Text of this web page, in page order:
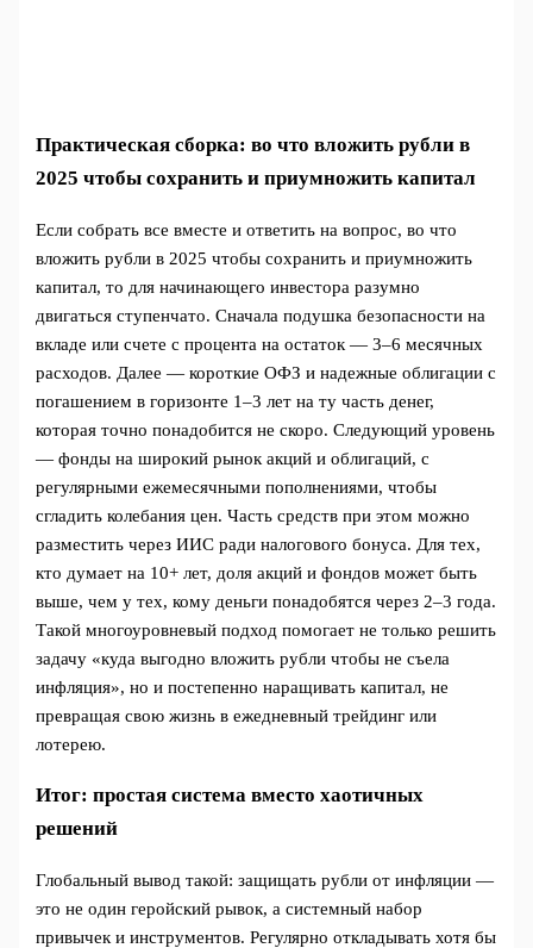
Практическая сборка: во что вложить рубли в
2025 чтобы сохранить и приумножить капитал
Если собрать все вместе и ответить на вопрос, во что
вложить рубли в 2025 чтобы сохранить и приумножить
капитал, то для начинающего инвестора разумно
двигаться ступенчато. Сначала подушка безопасности на
вкладе или счете с процента на остаток — 3–6 месячных
расходов. Далее — короткие ОФЗ и надежные облигации с
погашением в горизонте 1–3 лет на ту часть денег,
которая точно понадобится не скоро. Следующий уровень
— фонды на широкий рынок акций и облигаций, с
регулярными ежемесячными пополнениями, чтобы
сгладить колебания цен. Часть средств при этом можно
разместить через ИИС ради налогового бонуса. Для тех,
кто думает на 10+ лет, доля акций и фондов может быть
выше, чем у тех, кому деньги понадобятся через 2–3 года.
Такой многоуровневый подход помогает не только решить
задачу «куда выгодно вложить рубли чтобы не съела
инфляция», но и постепенно наращивать капитал, не
превращая свою жизнь в ежедневный трейдинг или
лотерею.
Итог: простая система вместо хаотичных
решений
Глобальный вывод такой: защищать рубли от инфляции —
это не один геройский рывок, а системный набор
привычек и инструментов. Регулярно откладывать хотя бы